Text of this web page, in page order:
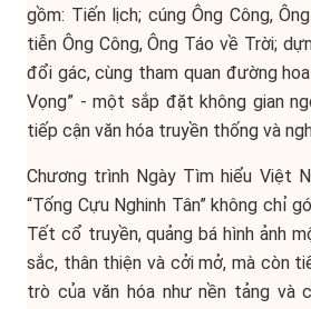
gồm: Tiến lịch; cúng Ông Công,
tiễn Ông Công, Ông Táo về Trời;
đổi gác, cùng tham quan đường
Vọng” - một sắp đặt không gian
tiếp cận văn hóa truyền thống và
Chương trình Ngày Tìm hiểu Việt
“Tống Cựu Nghinh Tân” không chỉ
Tết cổ truyền, quảng bá hình ảnh
sắc, thân thiện và cởi mở, mà còn
trò của văn hóa như nền tảng và